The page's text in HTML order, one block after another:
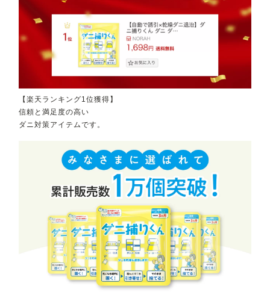
【楽天ランキング1位獲得】
信頼と満足度の高い
ダニ対策アイテムです。